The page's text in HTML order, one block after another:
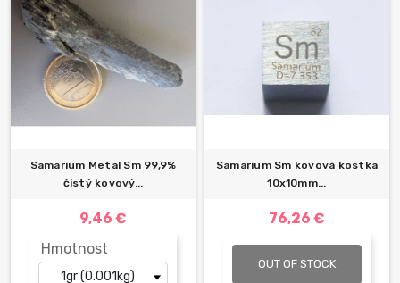
Samarium Metal Sm 99,9%
čistý kovový...
9,46 €
Hmotnost
Samarium Sm kovová kostka
10x10mm...
76,26 €
OUT OF STOCK